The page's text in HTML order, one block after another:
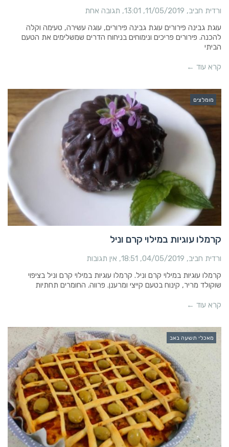
ורדית חביב 11/05/2019
13:01 תגובה אחת
עוגת גבינה פירורים עוגת גבינה פירורים, עוגה עשירה, טעימה וקלה
להכנה. פירורים פריכים ונימוחים בניחוח הדרים שמשלימים את הטעם
הביתי
קרא עוד ←
מומלצים
קרמלו עוגיות במילוי קרם וניל
ורדית חביב 04/05/2019
18:51 אין תגובות
קרמלו עוגיות במילוי קרם וניל. קרמלו עוגיות במילוי קרם וניל בציפוי
שוקולד מריר, קינוח בטעם קייצי ומרענן. פרווה. החומרים תחתיות
קרא עוד ←
מאכלי תשעה באב